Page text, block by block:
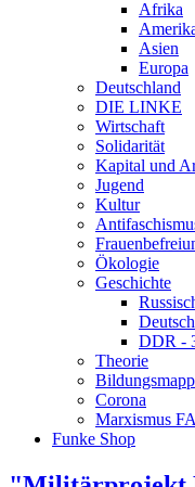
Afrika
Asien
Europa
Deutschland
DIE LINKE
Wirtschaft
Solidarität
Kapital und
Jugend
Kultur
Ökologie
Geschichte
DDR -
Theorie
Corona
Marxismus
Funke Shop